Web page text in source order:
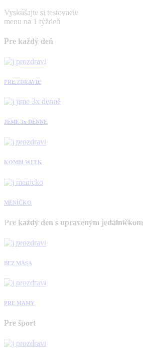
Vyskúšajte si testovacie
menu na 1 týždeň
Pre každý deň
PRE ZDRAVIE
JEME 3x DENNE
KOMBI WEEK
MENÍČKO
Pre každý den s upraveným jedálničkom
BEZ MÄSA
PRE MAMY
Pre šport